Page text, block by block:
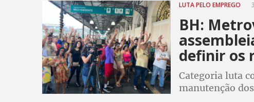
LUTA PELO EMPREGO
BH:
definir os
Categoria luta
manutenção